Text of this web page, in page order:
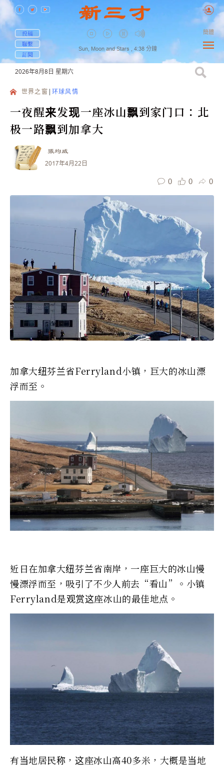
投稿
聯繫
訂閱
Sun, Moon and Stars , 4:38 分鐘
簡體
2026年8月8日 星期六
世界之窗 环球风情
一夜醒来发现一座冰山飘到家门口：北
极一路飘到加拿大
張均威
2017年4月22日
0 0 0
加拿大纽芬兰省Ferryland小镇，巨大的冰山漂
浮而至。
近日在加拿大纽芬兰省南岸，一座巨大的冰山慢
慢漂浮而至，吸引了不少人前去“看山”。小镇
Ferryland是观赏这座冰山的最佳地点。
有当地居民称，这座冰山高40多米，大概是当地